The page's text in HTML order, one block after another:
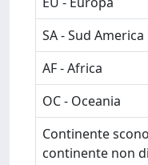
SA - Sud America
AF - Africa
OC - Oceania
Continente
continente non